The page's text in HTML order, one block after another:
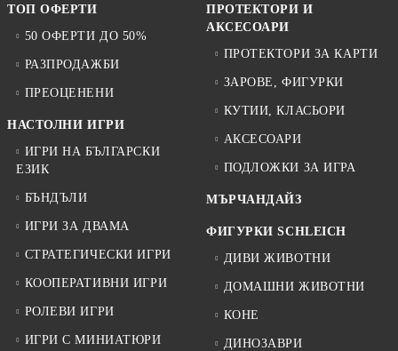
ТОП ОФЕРТИ
50 ОФЕРТИ ДО 50%
РАЗПРОДАЖБИ
ПРЕОЦЕНЕНИ
НАСТОЛНИ ИГРИ
ИГРИ НА БЪЛГАРСКИ
ЕЗИК
БЪНДЪЛИ
ИГРИ ЗА ДВАМА
СТРАТЕГИЧЕСКИ ИГРИ
КООПЕРАТИВНИ ИГРИ
РОЛЕВИ ИГРИ
ИГРИ С МИНИАТЮРИ
ПРОТЕКТОРИ И
АКСЕСОАРИ
ПРОТЕКТОРИ ЗА КАРТИ
ЗАРОВЕ, ФИГУРКИ
КУТИИ, КЛАСЬОРИ
АКСЕСОАРИ
ПОДЛОЖКИ ЗА ИГРА
МЪРЧАНДАЙЗ
ФИГУРКИ SCHLEICH
ДИВИ ЖИВОТНИ
ДОМАШНИ ЖИВОТНИ
КОНЕ
ДИНОЗАВРИ